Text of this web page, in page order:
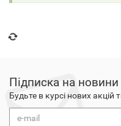
Підписка на новини
Будьте в курсі нових акцій